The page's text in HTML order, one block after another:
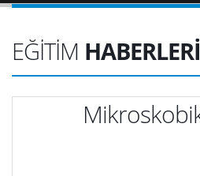
EĞİTİM HABERLERİ